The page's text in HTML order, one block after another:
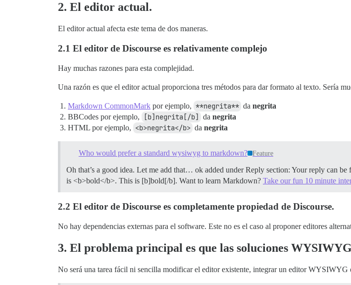
2. El editor actual.
El editor actual afecta este tema de dos maneras.
2.1 El editor de Discourse es relativamente complejo
Hay muchas razones para esta complejidad.
Una razón es que el editor actual proporciona tres métodos para dar formato al texto. Sería
Markdown CommonMark por ejemplo, **negrita** da negrita
BBCodes por ejemplo,
[b]negrita[/b] da negrita
HTML por ejemplo, <b>negrita</b> da negrita
Who would prefer a standard wysiwyg to markdown? Feature
Oh that’s a good idea. Let me add that… ok added under Reply section: Your reply can
is <b>bold</b>. This is [b]bold[/b]. Want to learn Markdown? Take our fun 10 minute
2.2 El editor de Discourse es completamente propiedad de Discourse.
No hay dependencias externas para el software. Este no es el caso al proponer editores
3. El problema principal es que las soluciones
No será una tarea fácil ni sencilla modificar el editor existente, integrar un editor WYSIWYG